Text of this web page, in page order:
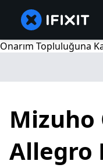
Onarım Topluluğuna
Mizuho
Allegro